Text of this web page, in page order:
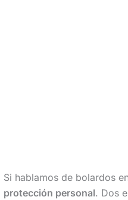
Si hablamos de bolardos
protección personal. Dos